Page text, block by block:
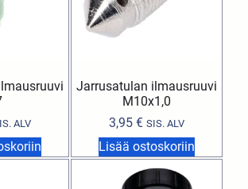
ALV
Jarrusatulan ilmausruuvi
M10x1,0
3,95 € SIS. ALV
Lisää ostoskoriin